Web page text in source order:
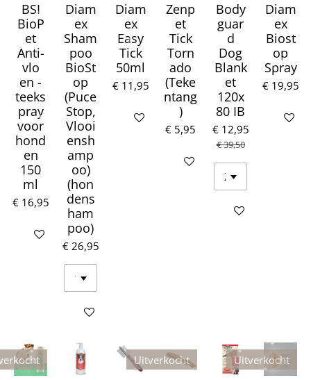
BSI
BioP
et
Anti-
vlo
en -
teeks
pray
voor
hond
en
150
ml
€ 16,95
In winkelwagen
Diam
ex
Sham
poo
BioSt
op
(Puce
Stop,
Vlooi
ensh
amp
oo)
(hon
dens
ham
poo)
€ 26,95
In winkelwagen
Diam
ex
Easy
Tick
50ml
€ 11,95
In winkelwagen
Zenp
et
Tick
Torn
ado
(Teke
ntang
)
€ 5,95
In winkelwagen
Body
guar
d
Dog
Blank
et
120x
80 IB
€ 12,95
€ 39,50
Houd mij op de
Diam
ex
Biost
op
Spray
€ 19,95
In
Uitverkocht Uitverkocht